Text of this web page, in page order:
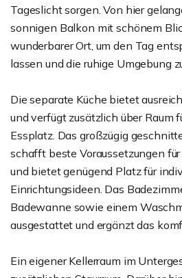
Tageslicht sorgen. Von hier
sonnigen Balkon mit schönem
wunderbarer Ort, um den Tag
lassen und die ruhige Umgebung
Die separate Küche bietet
und verfügt zusätzlich über Raum
Essplatz. Das großzügig
schafft beste Voraussetzungen
und bietet genügend Platz für
Einrichtungsideen. Das
Badewanne sowie einem
ausgestattet und ergänzt das
Ein eigener Kellerraum im